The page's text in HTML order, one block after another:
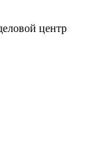
центр